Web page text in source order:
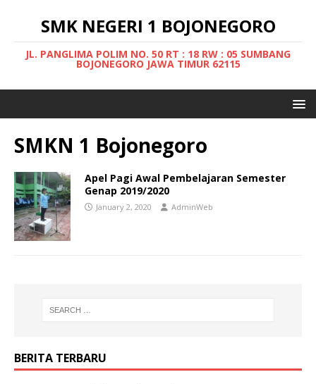
SMK NEGERI 1 BOJONEGORO
JL. PANGLIMA POLIM NO. 50 RT : 18 RW : 05 SUMBANG
BOJONEGORO JAWA TIMUR 62115
SMKN 1 Bojonegoro
Apel Pagi Awal Pembelajaran Semester
Genap 2019/2020
January 2, 2020 AdminWeb
BERITA TERBARU